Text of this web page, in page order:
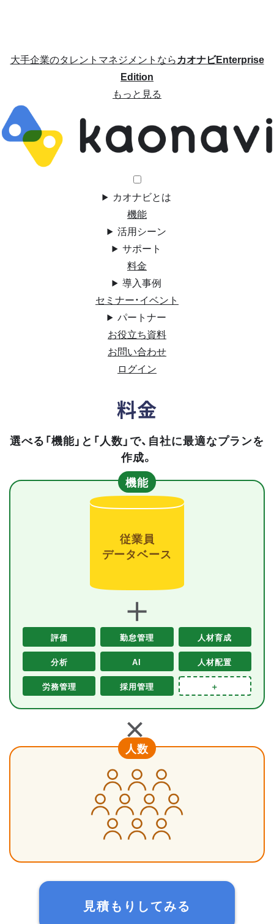
大手企業のタレントマネジメントならカオナビEnterprise
Edition
もっと見る
カオナビとは
機能
活用シーン
サポート
料金
導入事例
セミナー・イベント
パートナー
お役立ち資料
お問い合わせ
ログイン
料金
選べる「機能」と「人数」で、自社に最適なプランを
作成。
機能
従業員
データベース
＋
評価 勤怠管理 人材育成
分析 AI 人材配置
労務管理 採用管理 ＋
＋
人数
見積もりしてみる